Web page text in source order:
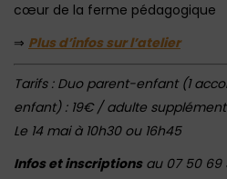
cœur de la ferme pédagogique
⇒ Plus d’infos sur l’atelier
Tarifs : Duo parent-enfant (1
enfant) : 19€ / adulte
Le 14 mai à 10h30 ou 16h45
Infos et inscriptionsau 07 50 69